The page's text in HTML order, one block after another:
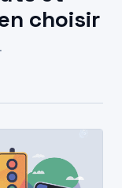
choisir
·